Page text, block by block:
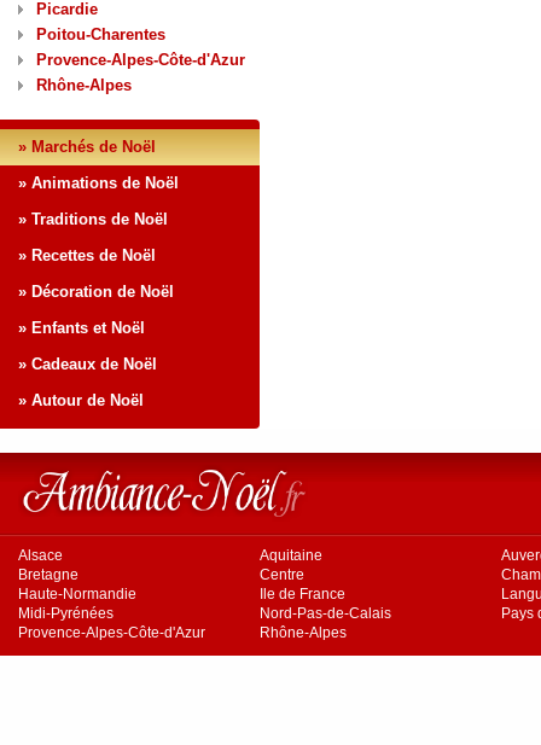
Picardie
Poitou-Charentes
Provence-Alpes-Côte-d'Azur
Rhône-Alpes
» Marchés de Noël
» Animations de Noël
» Traditions de Noël
» Recettes de Noël
» Décoration de Noël
» Enfants et Noël
» Cadeaux de Noël
» Autour de Noël
Alsace Aquitaine
Bretagne
Centre
Haute-Normandie
Ile de France
Midi-Pyrénées
Nord-Pas-de-Calais
Pays
Provence-Alpes-Côte-d'Azur
Rhône-Alpes